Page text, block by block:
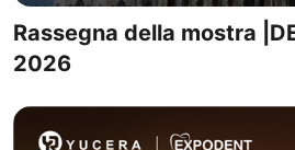
Rassegna della mostra
2026